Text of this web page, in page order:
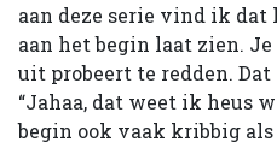
aan deze serie vind ik dat
aan het begin laat zien.
uit probeert te redden.
“Jahaa, dat weet ik heus
begin ook vaak kribbig